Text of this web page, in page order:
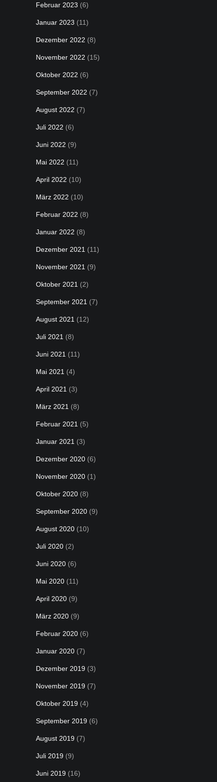
Februar 2023 (6)
Januar 2023 (11)
Dezember 2022 (8)
November 2022 (15)
Oktober 2022 (6)
September 2022 (7)
August 2022 (7)
Juli 2022 (6)
Juni 2022 (9)
Mai 2022 (11)
April 2022 (10)
März 2022 (10)
Februar 2022 (8)
Januar 2022 (8)
Dezember 2021 (11)
November 2021 (9)
Oktober 2021 (2)
September 2021 (7)
August 2021 (12)
Juli 2021 (8)
Juni 2021 (11)
Mai 2021 (4)
April 2021 (3)
März 2021 (8)
Februar 2021 (5)
Januar 2021 (3)
Dezember 2020 (6)
November 2020 (1)
Oktober 2020 (8)
September 2020 (9)
August 2020 (10)
Juli 2020 (2)
Juni 2020 (6)
Mai 2020 (11)
April 2020 (9)
März 2020 (9)
Februar 2020 (6)
Januar 2020 (7)
Dezember 2019 (3)
November 2019 (7)
Oktober 2019 (4)
September 2019 (6)
August 2019 (7)
Juli 2019 (9)
Juni 2019 (16)